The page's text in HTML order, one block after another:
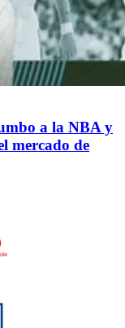
a la NBA y
mercado de